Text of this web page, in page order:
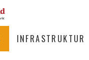
INFRASTRUKTUR